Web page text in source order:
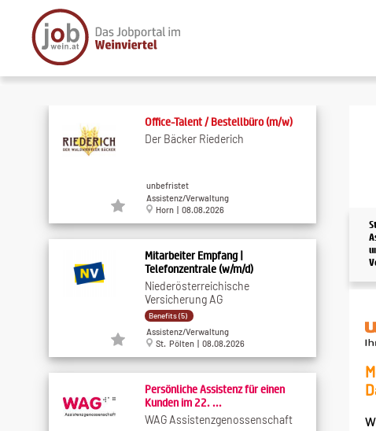
Office-Talent / Bestellbüro (m/w)
Der Bäcker Riederich
unbefristet
Assistenz/Verwaltung
Horn | 08.08.2026
Mitarbeiter Empfang |
Telefonzentrale (w/m/d)
Niederösterreichische
Versicherung AG
Benefits (5)
Assistenz/Verwaltung
St. Pölten | 08.08.2026
Persönliche Assistenz für einen
Kunden im 22. ...
WAG Assistenzgenossenschaft